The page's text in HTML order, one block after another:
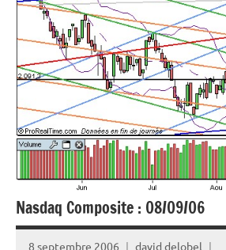
Nasdaq Composite : 08/09/06
8 septembre 2006 david delobel